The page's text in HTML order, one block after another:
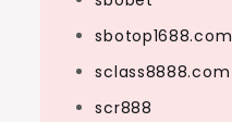
sbotop1688.com
sclass8888.com
scr888